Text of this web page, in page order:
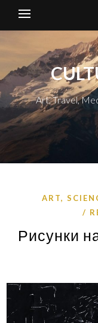
Art, Travel,
ART,
Рисунки